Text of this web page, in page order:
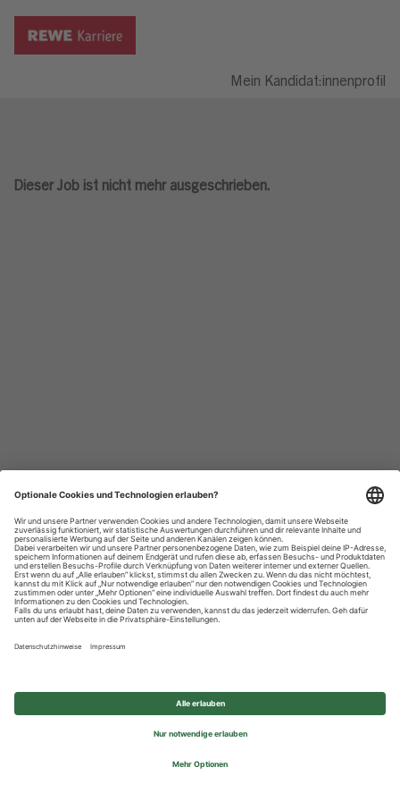
Mein Kandidat:innenprofil
Dieser Job ist nicht mehr ausgeschrieben.
Datenschutzhinweise
Impressum
Privatsphäre-Einstellungen
© 2026 REWE Group - All rights reserved